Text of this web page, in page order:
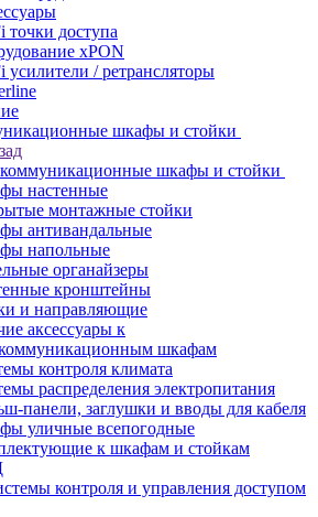
точки доступа
хPON
усилители / ретрансляторы
шкафы и стойки
шкафы и стойки
настенные
монтажные стойки
антивандальные
напольные
органайзеры
кронштейны
и направляющие
аксессуары к
шкафам
контроля климата
распределения электропитания
панели, заглушки и вводы для кабеля
уличные всепогодные
к шкафам и стойкам
контроля и управления доступом